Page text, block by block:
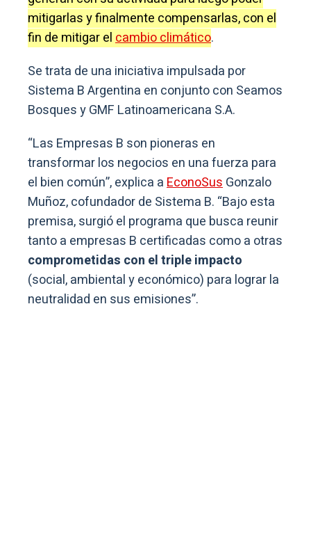
mitigarlas y finalmente compensarlas, con el
fin de mitigar elcambio climático.
Se trata de una iniciativa impulsada por
Sistema B Argentina en conjunto con Seamos
Bosques y GMF Latinoamericana S.A.
“Las Empresas B son pioneras en
transformar los negocios en una fuerza para
el bien común”, explica aEconoSusGonzalo
Muñoz, cofundador de Sistema B. “Bajo esta
premisa, surgió el programa que busca reunir
tanto a empresas B certificadas como a otras
comprometidas con el triple impacto
(social, ambiental y económico) para lograr la
neutralidad en sus emisiones”.